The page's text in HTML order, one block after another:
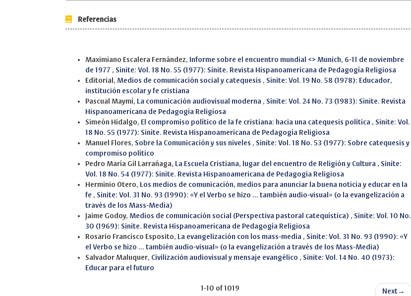
Referencias
Maximiano Escalera Fernández, Informe sobre el encuentro mundial <> Munich, 6-11 de noviembre
de 1977 , Sinite: Vol. 18 No. 55 (1977): Sinite. Revista Hispanoamericana de Pedagogía Religiosa
Editorial, Medios de comunicación social y catequesis , Sinite: Vol. 19 No. 58 (1978): Educador,
institución escolar y fe cristiana
Pascual Maymí, La comunicación audiovisual moderna , Sinite: Vol. 24 No. 73 (1983): Sinite. Revista
Hispanoamericana de Pedagogía Religiosa
Simeón Hidalgo, El compromiso político de la fe cristiana: hacia una catequesis política , Sinite: Vol.
18 No. 55 (1977): Sinite. Revista Hispanoamericana de Pedagogía Religiosa
Manuel Flores, Sobre la Comunicación y sus niveles , Sinite: Vol. 18 No. 53 (1977): Sobre catequesis y
compromiso político
Pedro María Gil Larrañaga, La Escuela Cristiana, lugar del encuentro de Religión y Cultura , Sinite:
Vol. 18 No. 54 (1977): Sinite. Revista Hispanoamericana de Pedagogía Religiosa
Herminio Otero, Los medios de comunicación, medios para anunciar la buena noticia y educar en la
fe , Sinite: Vol. 31 No. 93 (1990): «Y el Verbo se hizo ... también audio-visual» (o la evangelización a
través de los Mass-Media)
Jaime Godoy, Medios de comunicación social (Perspectiva pastoral catequística) , Sinite: Vol. 10 No.
30 (1969): Sinite. Revista Hispanoamericana de Pedagogía Religiosa
Rosario Francisco Esposito, La evangelización con los mass-media , Sinite: Vol. 31 No. 93 (1990): «Y
el Verbo se hizo ... también audio-visual» (o la evangelización a través de los Mass-Media)
Salvador Maluquer, Civilización audiovisual y mensaje evangélico , Sinite: Vol. 14 No. 40 (1973):
Educar para el futuro
1-10 of 1019 Next →